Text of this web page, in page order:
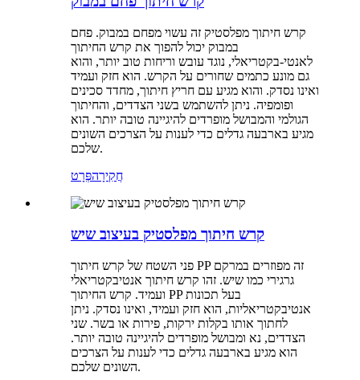
קרש חיתוך מפלסטיק זה עשוי מפחם במבוק. פחם
במבוק יכול להפוך את קרש החיתוך
לאנטי-בקטריאלי, נוגד עובש וריחות טוב יותר, והוא
גם מונע כתמים שחורים על הקרש. הוא חזק ועמיד
ואינו נסדק. והוא מגיע עם חריץ חיתוך, מחדד סכינים
ופומפיה. ניתן להשתמש בשני הצדדים, והחיתוך
הגולמי והמבושל מופרדים להיגיינה טובה יותר. הוא
מגיע בארבעה גדלים כדי לענות על הצרכים השונים
שלכם.
חֲקִירָהפְּרָט
קרש חיתוך מפלסטיק בעיצוב שיש
פני השטח של קרש חיתוך PP זה מפוזרים במרקם
גרגירי כמו שיש. זהו קרש חיתוך אנטיבקטריאלי
ועמיד. קרש החיתוך PP בעל תכונות
אנטיבקטריאליות, הוא חזק ועמיד, ואינו נסדק. ניתן
לחתוך אותו בקלות ירקות, פירות או בשר. שני
הצדדים, נא ומבושל מופרדים להיגיינה טובה יותר.
הוא מגיע בארבעה גדלים כדי לענות על הצרכים
השונים שלכם.